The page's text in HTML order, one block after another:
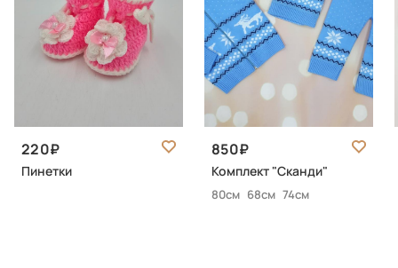
220
Пинетки
850
Комплект "Сканди"
80см 68см 74см